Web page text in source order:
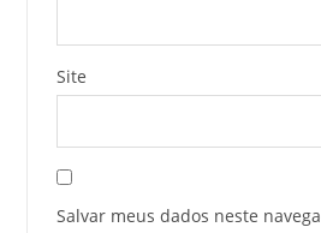
Site
Salvar meus dados neste